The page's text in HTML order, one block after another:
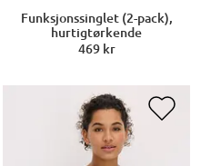
Funksjonssinglet (2-pack),
hurtigtørkende
469 kr